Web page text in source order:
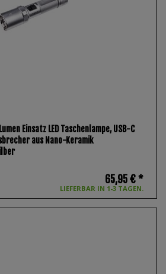
Einsatz LED Taschenlampe, USB-C
aus Nano-Keramik
LIEFERBAR IN 1-3 TAGEN.
65,95 € *